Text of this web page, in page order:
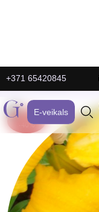
+371 65420845
E-veikals
E-Veikals
ATLAIDE:
-40%